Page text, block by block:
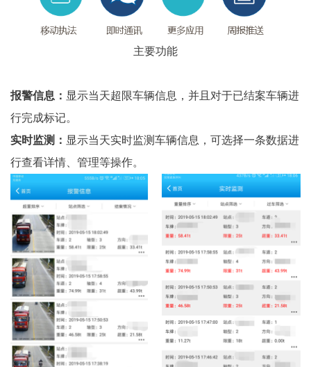
主要功能
报警信息： 显示当天超限车辆信息，并且对于已结案车辆进
行完成标记。
实时监测： 显示当天实时监测车辆信息，可选择一条数据进
行查看详情、管理等操作。